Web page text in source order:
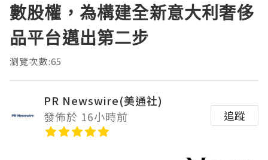
數股權，為構建全新意大利奢侈
品平台邁出第二步
瀏覽次數:65
PR Newswire(美通社)
發佈於 16小時前
追蹤